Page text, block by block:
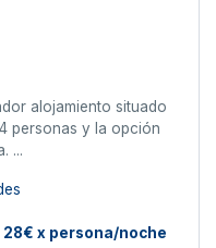
alojamiento situado
personas y la opción
...
28€ x persona/noche